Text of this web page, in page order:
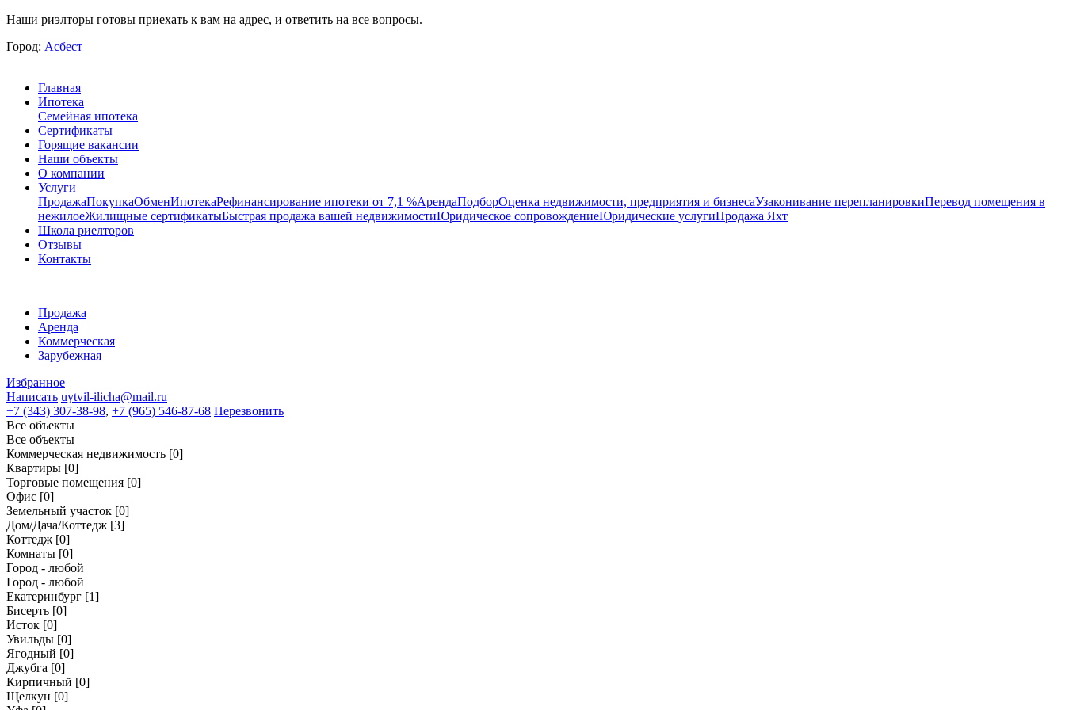
Наши риэлторы готовы приехать к вам на адрес, и ответить на все вопросы.
Город: Асбест
Главная
Ипотека
Семейная ипотека
Сертификаты
Горящие вакансии
Наши объекты
О компании
Услуги
ПродажаПокупкаОбменИпотекаРефинансирование ипотеки от 7,1 %АрендаПодборОценка недвижимости, предприятия и бизнесаУзаконивание перепланировкиПеревод помещения в
нежилоеЖилищные сертификатыБыстрая продажа вашей недвижимостиЮридическое сопровождениеЮридические услугиПродажа Яхт
Школа риелторов
Отзывы
Контакты
Продажа
Аренда
Коммерческая
Зарубежная
Избранное
Написать uytvil-ilicha@mail.ru
+7 (343) 307-38-98, +7 (965) 546-87-68 Перезвонить
Все объекты
Все объекты
Коммерческая недвижимость [0]
Квартиры [0]
Торговые помещения [0]
Офис [0]
Земельный участок [0]
Дом/Дача/Коттедж [3]
Коттедж [0]
Комнаты [0]
Город - любой
Город - любой
Екатеринбург [1]
Бисерть [0]
Исток [0]
Увильды [0]
Ягодный [0]
Джубга [0]
Кирпичный [0]
Щелкун [0]